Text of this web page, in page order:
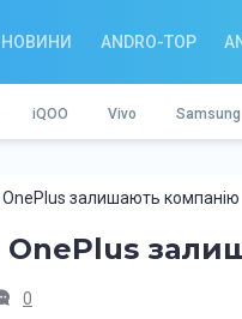
НОВИНИ ANDRO-TOP
iQOO Vivo Samsung
OnePlus залишають компанію
OnePlus
0